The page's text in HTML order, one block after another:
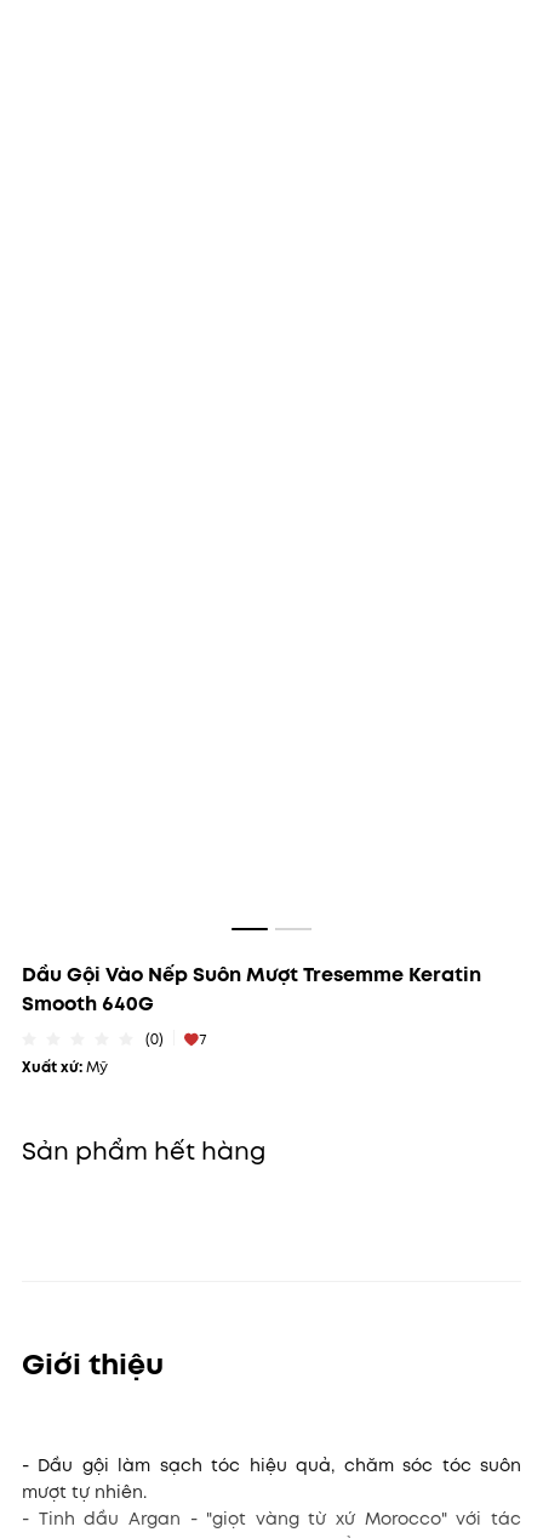
Dầu Gội Vào Nếp Suôn Mượt Tresemme Keratin
Smooth 640G
(0)
7
Xuất xứ:Mỹ
Sản phẩm hết hàng
Giới thiệu
- Dầu gội làm sạch tóc hiệu quả, chăm sóc tóc suôn
mượt tự nhiên.
- Tinh dầu Argan - "giọt vàng từ xứ Morocco" với tác